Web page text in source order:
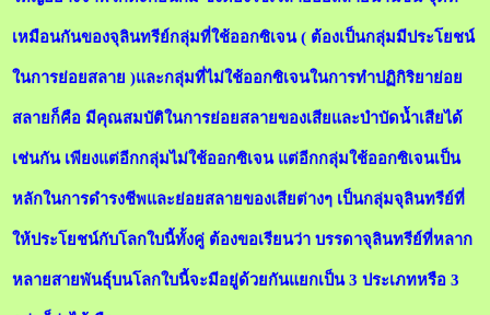
เหมือนกันของจุลินทรีย์กลุ่มที่ใช้ออกซิเจน ( ต้องเป็นกลุ่มมีประโยชน์
ในการย่อยสลาย )และกลุ่มที่ไม่ใช้ออกซิเจนในการทำปฏิกิริยาย่อย
สลายก็คือ มีคุณสมบัติในการย่อยสลายของเสียและบำบัดน้ำเสียได้
เช่นกัน เพียงแต่อีกกลุ่มไม่ใช้ออกซิเจน แต่อีกกลุ่มใช้ออกซิเจนเป็น
หลักในการดำรงชีพและย่อยสลายของเสียต่างๆ เป็นกลุ่มจุลินทรีย์ที่
ให้ประโยชน์กับโลกใบนี้ทั้งคู่ ต้องขอเรียนว่า บรรดาจุลินทรีย์ที่หลาก
หลายสายพันธุ์บนโลกใบนี้จะมีอยู่ด้วยกันแยกเป็น 3 ประเภทหรือ 3